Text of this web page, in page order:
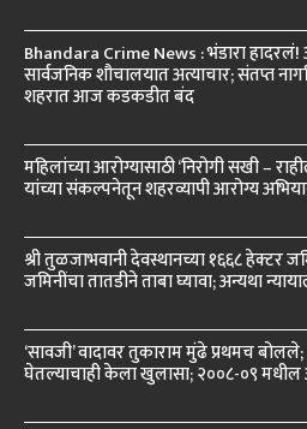
Bhandara Crime News : भंडारा हादरलं!
सार्वजनिक शौचालयात अत्याचार; संतप्त
शहरात आज कडकडीत बंद
महिलांच्या आरोग्यासाठी ‘निरोगी सखी –
यांच्या संकल्पनेतून शहरव्यापी आरोग्य
श्री तुळजाभवानी देवस्थानच्या १६६८ हेक्टर
जमिनींचा तातडीने ताबा घ्यावा; अन्यथा
‘सावजी’ वादावर तुकाराम मुंढे प्रथमच
घेतल्याचाही केला खुलासा; २००८-०९